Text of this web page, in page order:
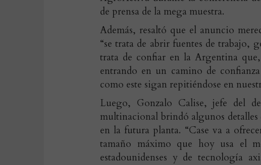
de prensa de la mega muestra.
Además, resaltó que el anuncio
“se trata de abrir fuentes de trabajo,
trata de confiar en la Argentina
entrando en un camino de
como este sigan repitiéndose en
Luego, Gonzalo Calise, jefe del
multinacional brindó algunos detalles
en la futura planta. “Case va a
tamaño máximo que hoy usa el
estadounidenses y de tecnología